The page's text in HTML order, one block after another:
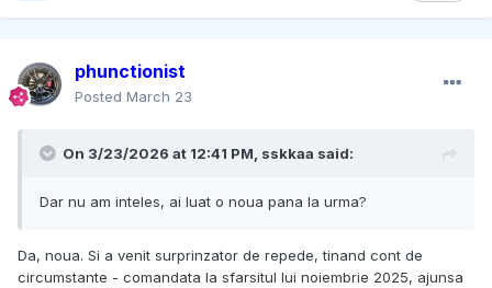
phunctionist
Posted March 23
On 3/23/2026 at 12:41 PM, sskkaa said:
Dar nu am inteles, ai luat o noua pana la urma?
Da, noua. Si a venit surprinzator de repede, tinand cont de
circumstante - comandata la sfarsitul lui noiembrie 2025, ajunsa